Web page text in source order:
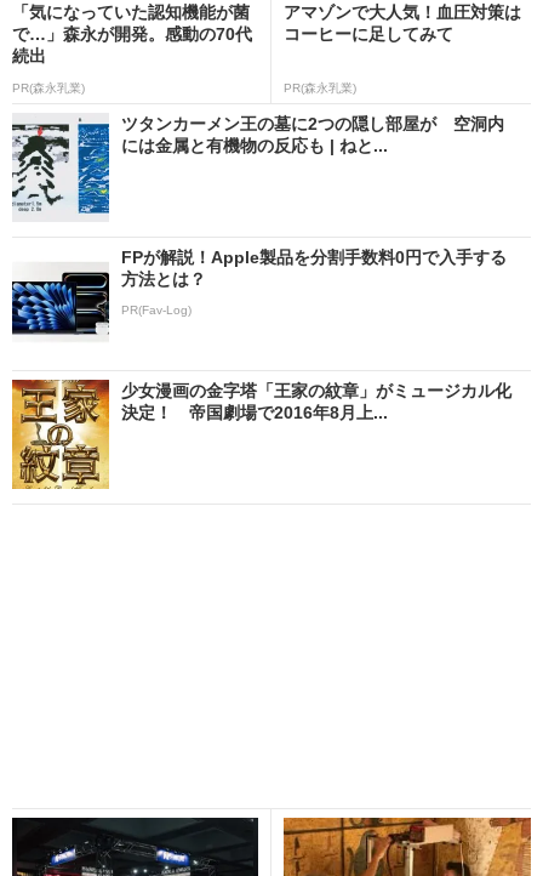
「気になっていた認知機能が菌
で…」森永が開発。感動の70代
続出
PR(森永乳業)
アマゾンで大人気！血圧対策は
コーヒーに足してみて
PR(森永乳業)
ツタンカーメン王の墓に2つの隠し部屋が 空洞内
には金属と有機物の反応も | ねと...
FPが解説！Apple製品を分割手数料0円で入手する
方法とは？
PR(Fav-Log)
少女漫画の金字塔「王家の紋章」がミュージカル化
決定！ 帝国劇場で2016年8月上...